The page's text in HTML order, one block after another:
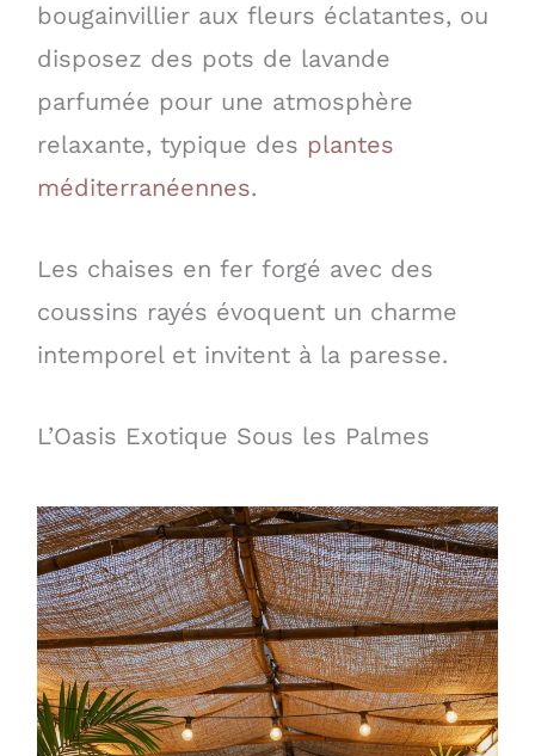
bougainvillier aux fleurs éclatantes, ou
disposez des pots de lavande
parfumée pour une atmosphère
relaxante, typique des plantes
méditerranéennes.
Les chaises en fer forgé avec des
coussins rayés évoquent un charme
intemporel et invitent à la paresse.
L’Oasis Exotique Sous les Palmes